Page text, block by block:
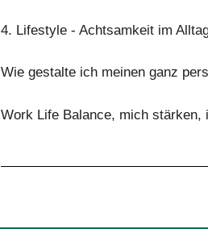
4. Lifestyle - Achtsamkeit im
Wie gestalte ich meinen ganz
Work Life Balance, mich stärken,